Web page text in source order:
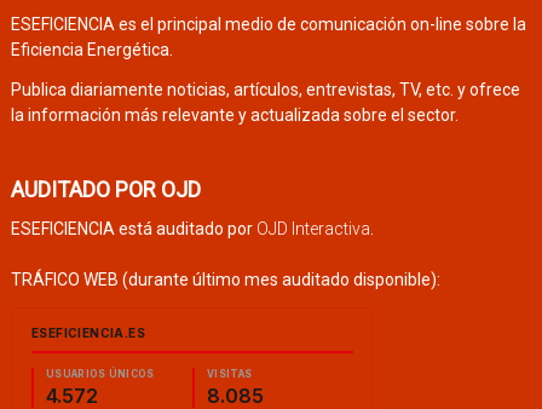
ESEFICIENCIA es el principal medio de comunicación on-line sobre la
Eficiencia Energética.
Publica diariamente noticias, artículos, entrevistas, TV, etc. y ofrece
la información más relevante y actualizada sobre el sector.
AUDITADO POR OJD
ESEFICIENCIA está auditado por OJD Interactiva.
TRÁFICO WEB (durante último mes auditado disponible):